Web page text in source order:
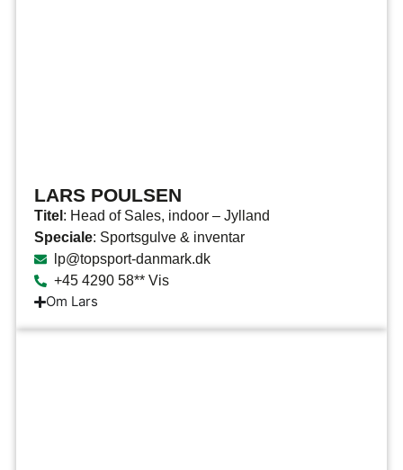
LARS POULSEN
Titel : Head of Sales, indoor – Jylland
Speciale: Sportsgulve & inventar
lp@topsport-danmark.dk
+45 4290 58** Vis
Om Lars